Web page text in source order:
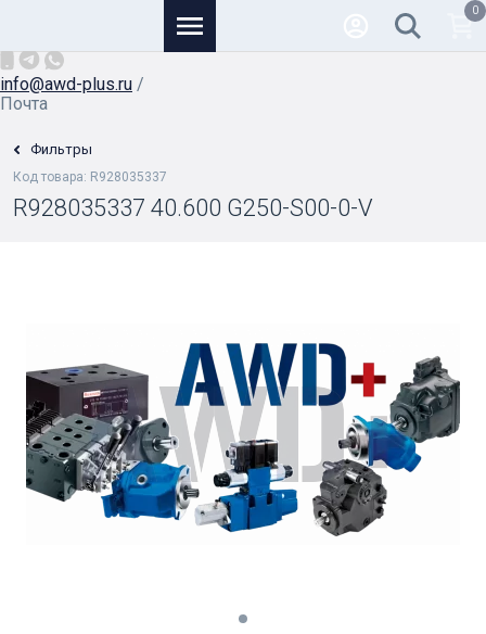
info@awd-plus.ru /
Почта
0
Фильтры
Код товара: R928035337
R928035337 40.600 G250-S00-0-V